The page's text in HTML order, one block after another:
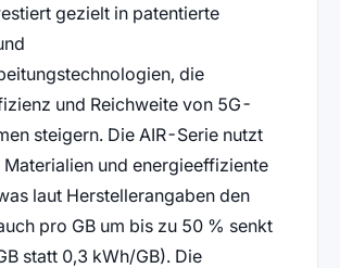
gezielt in patentierte
die
und Reichweite von 5G-
steigern. Die AIR-Serie nutzt
und energieeffiziente
laut Herstellerangaben den
pro GB um bis zu 50 % senkt
statt 0,3 kWh/GB). Die